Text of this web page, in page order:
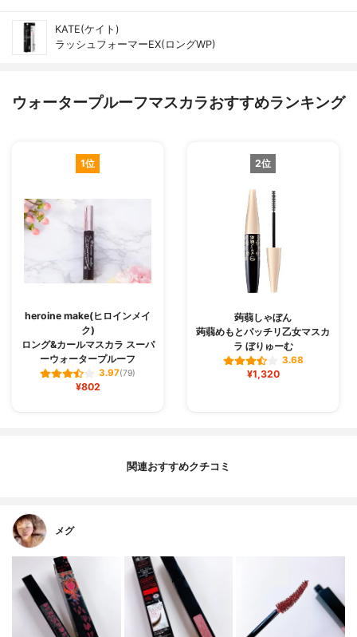
KATE(ケイト)
ラッシュフォーマーEX(ロングWP)
ウォータープルーフマスカラおすすめランキング
1位
heroine make(ヒロインメイ
ク)
ロング&カールマスカラ スーパ
ーウォータープルーフ
3.97(79)
¥802
2位
蒟蒻しゃぼん
蒟蒻めもとパッチリ乙女マスカ
ラ ぼりゅーむ
3.68
¥1,320
関連おすすめクチコミ
メグ